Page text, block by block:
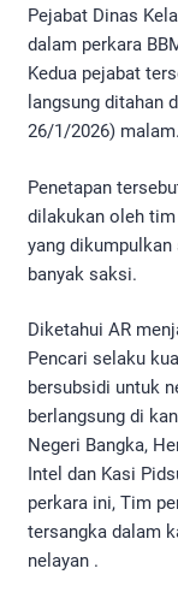
Pejabat Dinas
dalam perkara
Kedua pejabat
langsung ditahan
26/1/2026) malam.
Penetapan
dilakukan oleh
yang
banyak saksi.
Diketahui AR
Pencari selaku
bersubsidi untuk
berlangsung di
Negeri Bangka,
Intel dan Kasi
perkara ini, Tim
tersangka dalam
nelayan .